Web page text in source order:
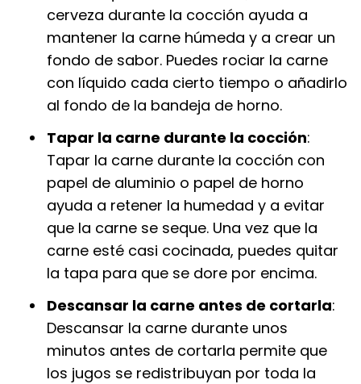
cerveza durante la cocción ayuda a
mantener la carne húmeda y a crear un
fondo de sabor. Puedes rociar la carne
con líquido cada cierto tiempo o añadirlo
al fondo de la bandeja de horno.
Tapar la carne durante la cocción:
Tapar la carne durante la cocción con
papel de aluminio o papel de horno
ayuda a retener la humedad y a evitar
que la carne se seque. Una vez que la
carne esté casi cocinada, puedes quitar
la tapa para que se dore por encima.
Descansar la carne antes de cortarla:
Descansar la carne durante unos
minutos antes de cortarla permite que
los jugos se redistribuyan por toda la